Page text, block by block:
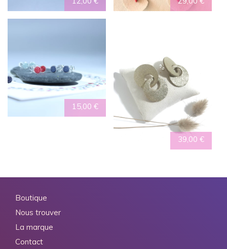
15,00 €
39,00 €
Boutique
Nous trouver
La marque
Contact